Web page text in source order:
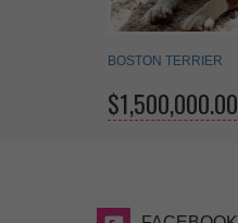
BOSTON TERRIER
$1,500,000.00